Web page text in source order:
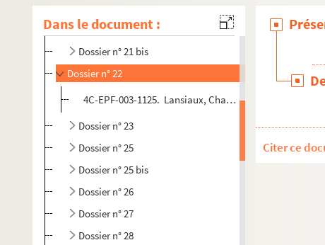
Dans le document :
Dossier n° 18
Dossier n° 21
Dossier n° 21 bis
Dossier n° 22
4C-EPF-003-1125. Lansiaux, Charles (Photographe)
Dossier n° 23
Dossier n° 25
Dossier n° 25 bis
Dossier n° 26
Dossier n° 27
Dossier n° 28
Citer ce